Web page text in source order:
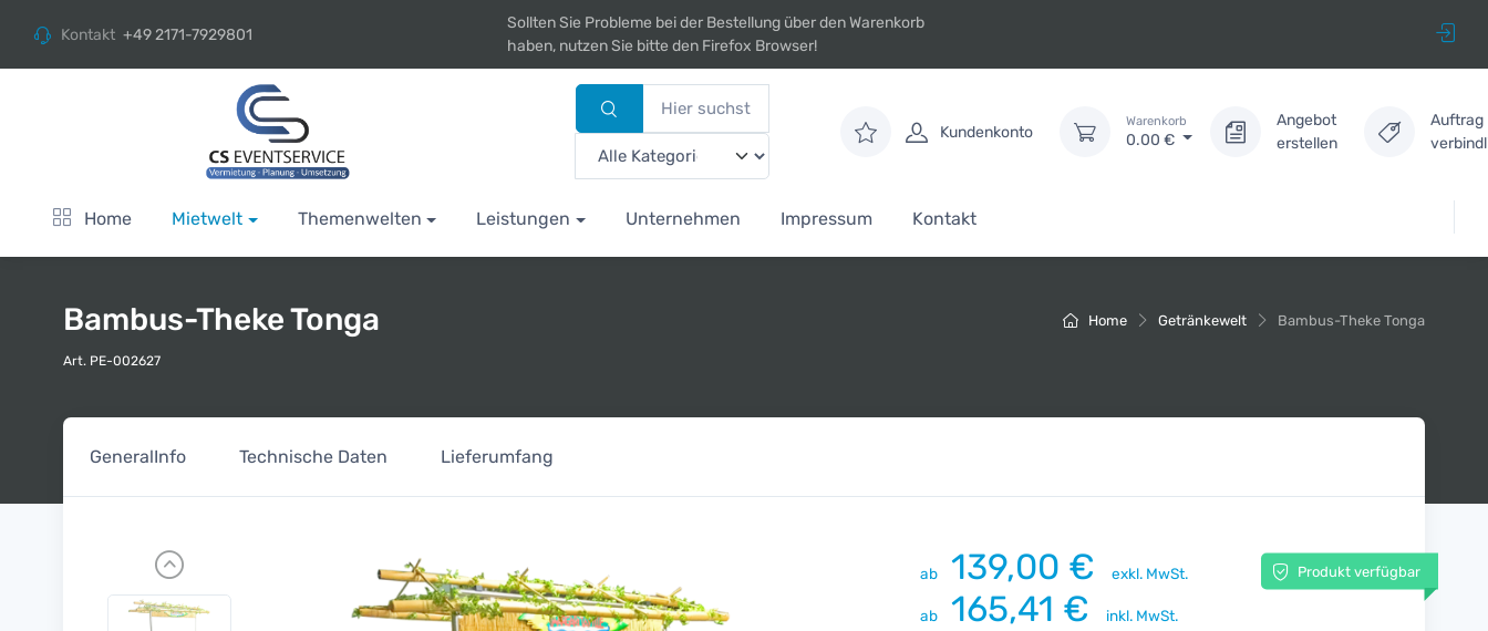
Kontakt +49 2171-7929801
Sollten Sie Probleme bei der Bestellung über den Warenkorb
haben, nutzen Sie bitte den Firefox Browser!
Kundenkonto
Warenkorb
0.00 €
Angebot
erstellen
Auftrag
Home Mietwelt Themenwelten Leistungen Unternehmen Impressum Kontakt
Home Getränkewelt Bambus-Theke Tonga
Bambus-Theke Tonga
Art. PE-002627
GeneralInfo Technische Daten Lieferumfang
Previous ab 139,00 € exkl. MwSt.
ab 165,41 € inkl. MwSt.
Produkt verfügbar